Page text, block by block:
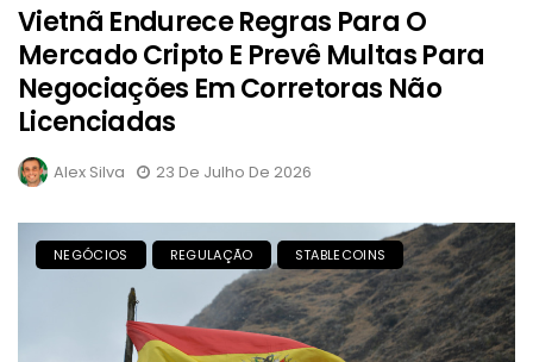
Vietnã Endurece Regras Para O
Mercado Cripto E Prevê Multas Para
Negociações Em Corretoras Não
Licenciadas
Alex Silva 23 De Julho De 2026
NEGÓCIOS REGULAÇÃO STABLECOINS